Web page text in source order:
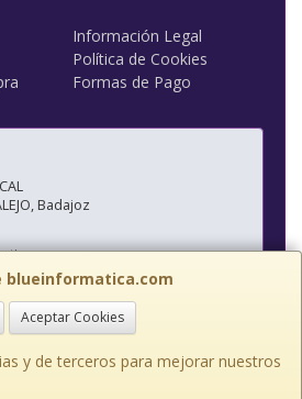
blueinformatica.com
Aceptar Cookies
y de terceros para mejorar nuestros
Información Legal
Política de Cookies
Formas de Pago
,Badajoz